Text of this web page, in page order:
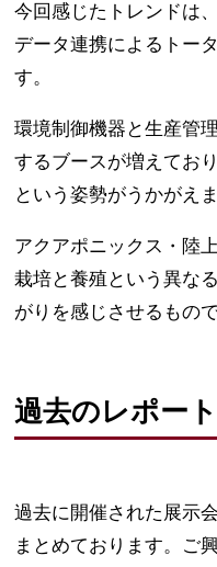
今回感じたトレンドは
データ連携によるトー
す。
環境制御機器と生産管
するブースが増えてお
という姿勢がうかがえま
アクアポニックス・陸
栽培と養殖という異な
がりを感じさせるもので
過去のレポート
過去に開催された展示
まとめております。ご